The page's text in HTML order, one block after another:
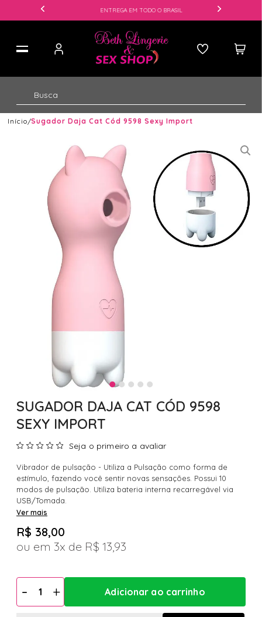
ENTREGA EM TODO O BRASIL
Início Sugador Daja Cat Cód 9598 Sexy Import
SUGADOR DAJA CAT CÓD 9598
SEXY IMPORT
Seja o primeiro a avaliar
Vibrador de pulsação - Utiliza a Pulsação como forma de
estímulo, fazendo você sentir novas sensações. Possui 10
modos de pulsação. Utiliza bateria interna recarregável via
USB/Tomada.
Ver mais
R$ 38,00
3x
R$ 13,93